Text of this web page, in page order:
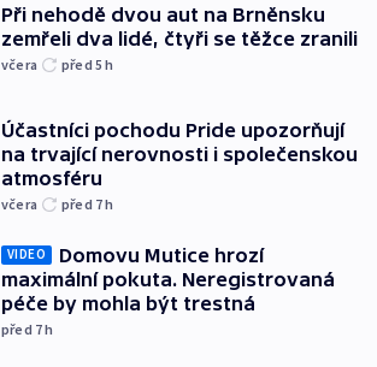
Při nehodě dvou aut na Brněnsku
zemřeli dva lidé, čtyři se těžce zranili
včera před 5h
Účastníci pochodu Pride upozorňují
na trvající nerovnosti i společenskou
atmosféru
včera před 7h
VIDEO
Domovu Mutice hrozí
maximální pokuta. Neregistrovaná
péče by mohla být trestná
před 7h